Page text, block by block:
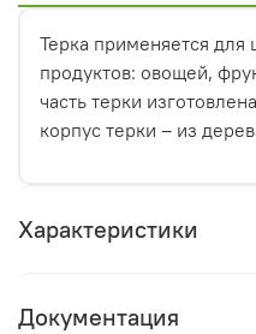
Терка применяется
продуктов: овощей,
часть терки
корпус терки – из
Характеристики
Документация